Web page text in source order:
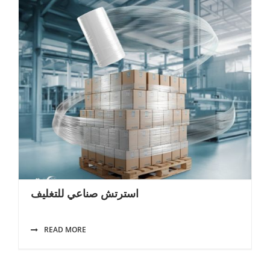
استرتش صناعي للتغليف
READ MORE